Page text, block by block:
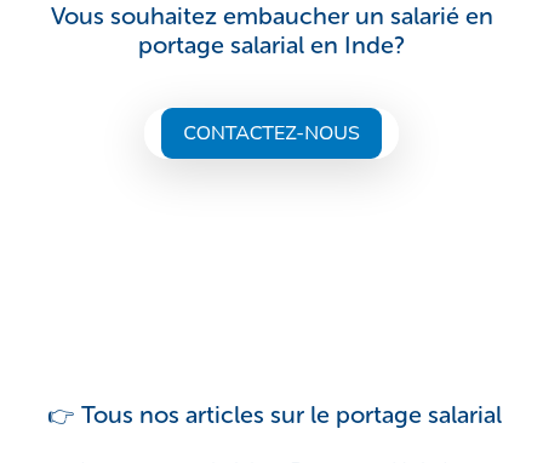
Vous souhaitez embaucher un salarié en
portage salarial en Inde?
👉 Tous nos articles sur le portage salarial